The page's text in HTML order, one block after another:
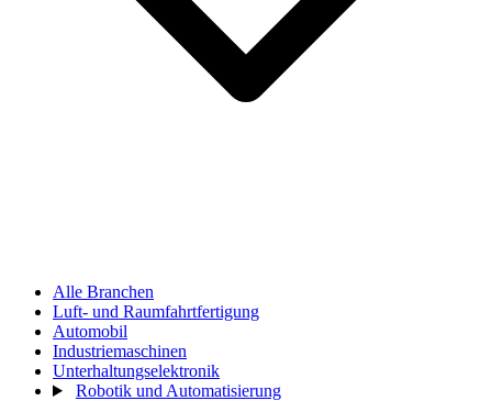
Alle Branchen
Luft- und Raumfahrtfertigung
Automobil
Industriemaschinen
Unterhaltungselektronik
Robotik und Automatisierung